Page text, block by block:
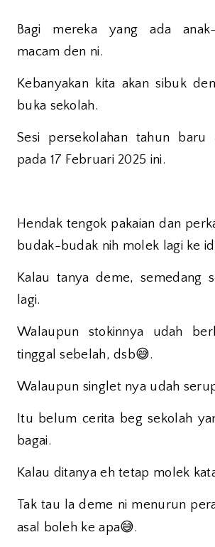
Bagi mereka yang ada
macam den ni.
Kebanyakan kita akan sibuk
buka sekolah.
Sesi persekolahan tahun baru
pada 17 Februari 2025 ini.
Hendak tengok pakaian dan
budak-budak nih molek lagi ke
Kalau tanya deme, semedang
lagi.
Walaupun stokinnya udah
tinggal sebelah, dsb😅.
Walaupun singlet nya udah
Itu belum cerita beg sekolah
bagai.
Kalau ditanya eh tetap molek
Tak tau la deme ni menurun
asal boleh ke apa😅.